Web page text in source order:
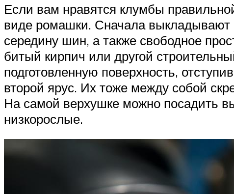
Если вам нравятся клумбы
виде ромашки. Сначала
середину шин, а также свободное
битый кирпич или другой
подготовленную поверхность,
второй ярус. Их тоже между собой
На самой верхушке можно посадить
низкорослые.